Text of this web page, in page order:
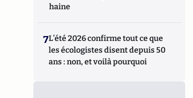
haine
7L’été 2026 confirme tout ce que
les écologistes disent depuis 50
ans : non, et voilà pourquoi